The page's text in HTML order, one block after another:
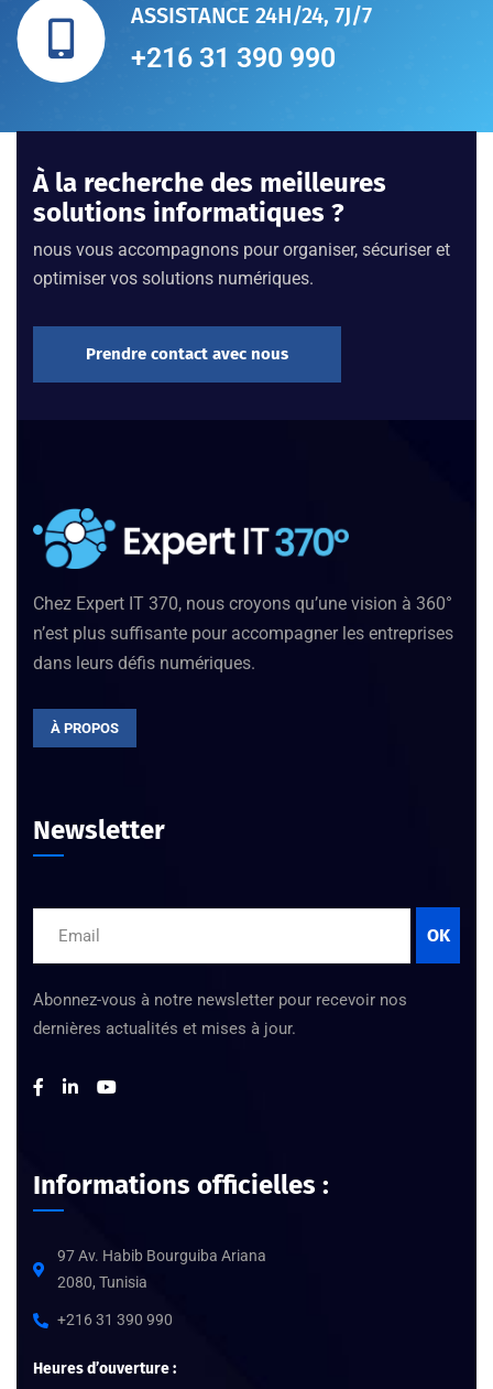
ASSISTANCE 24H/24, 7J/7
+216 31 390 990
À la recherche des meilleures
solutions informatiques ?
nous vous accompagnons pour organiser, sécuriser et
optimiser vos solutions numériques.
Prendre contact avec nous
Chez Expert IT 370, nous croyons qu’une vision à 360°
n’est plus suffisante pour accompagner les entreprises
dans leurs défis numériques.
À PROPOS
Newsletter
OK
Abonnez-vous à notre newsletter pour recevoir nos
dernières actualités et mises à jour.
Informations officielles :
97 Av. Habib Bourguiba Ariana
2080, Tunisia
+216 31 390 990
Heures d’ouverture :